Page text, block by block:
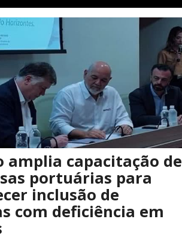
amplia capacitação de
portuárias para
inclusão de
com deficiência em